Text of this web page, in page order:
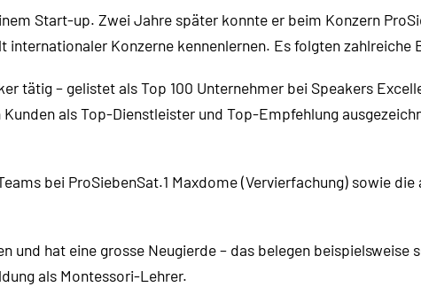
Start-up. Zwei Jahre später konnte er beim Konzern
Konzerne kennenlernen. Es folgten zahlreiche
tätig – gelistet als Top 100 Unternehmer bei Speakers
als Top-Dienstleister und Top-Empfehlung
bei ProSiebenSat.1 Maxdome (Vervierfachung) sowie
und hat eine grosse Neugierde – das belegen beispielsweise
als Montessori-Lehrer.